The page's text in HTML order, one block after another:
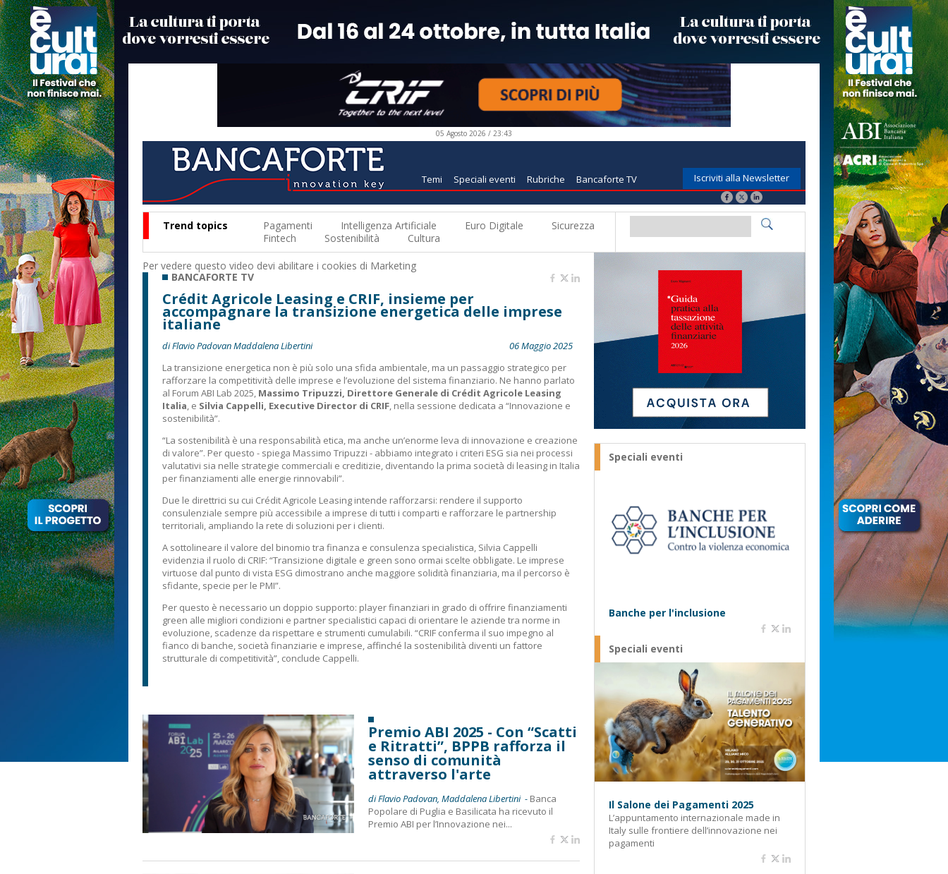
05 Agosto 2026 / 23:43
Temi Speciali eventi Rubriche Bancaforte TV Iscriviti alla Newsletter
Trend topics Pagamenti Intelligenza Artificiale Euro Digitale
Sicurezza
Fintech
Sostenibilità Cultura
Per vedere questo video devi abilitare i cookies di Marketing
BANCAFORTE TV
Crédit Agricole Leasing e CRIF, insieme per
accompagnare la transizione energetica delle imprese
italiane
di Flavio Padovan Maddalena Libertini
06 Maggio 2025
La transizione energetica non è più solo una sfida ambientale, ma un passaggio strategico per
rafforzare la competitività delle imprese e l’evoluzione del sistema finanziario. Ne hanno parlato
al Forum ABI Lab 2025, Massimo Tripuzzi, Direttore Generale di Crédit Agricole Leasing
Italia, e Silvia Cappelli, Executive Director di CRIF, nella sessione dedicata a “Innovazione e
sostenibilità”.
“La sostenibilità è una responsabilità etica, ma anche un’enorme leva di innovazione e creazione
di valore”. Per questo - spiega Massimo Tripuzzi - abbiamo integrato i criteri ESG sia nei processi
valutativi sia nelle strategie commerciali e creditizie, diventando la prima società di leasing in Italia
per finanziamenti alle energie rinnovabili”.
Due le direttrici su cui Crédit Agricole Leasing intende rafforzarsi: rendere il supporto
consulenziale sempre più accessibile a imprese di tutti i comparti e rafforzare le partnership
territoriali, ampliando la rete di soluzioni per i clienti.
A sottolineare il valore del binomio tra finanza e consulenza specialistica, Silvia Cappelli
evidenzia il ruolo di CRIF: “Transizione digitale e green sono ormai scelte obbligate. Le imprese
virtuose dal punto di vista ESG dimostrano anche maggiore solidità finanziaria, ma il percorso è
sfidante, specie per le PMI”.
Per questo è necessario un doppio supporto: player finanziari in grado di offrire finanziamenti
green alle migliori condizioni e partner specialistici capaci di orientare le aziende tra norme in
evoluzione, scadenze da rispettare e strumenti cumulabili. “CRIF conferma il suo impegno al
fianco di banche, società finanziarie e imprese, affinché la sostenibilità diventi un fattore
strutturale di competitività”, conclude Cappelli.
Premio ABI 2025 - Con “Scatti
e Ritratti”, BPPB rafforza il
senso di comunità
attraverso l'arte
di Flavio Padovan, Maddalena Libertini - Banca
Popolare di Puglia e Basilicata ha ricevuto il
Premio ABI per l’Innovazione nei...
Speciali eventi
Banche per l'inclusione
Speciali eventi
Il Salone dei Pagamenti 2025
L’appuntamento internazionale made in
Italy sulle frontiere dell’innovazione nei
pagamenti